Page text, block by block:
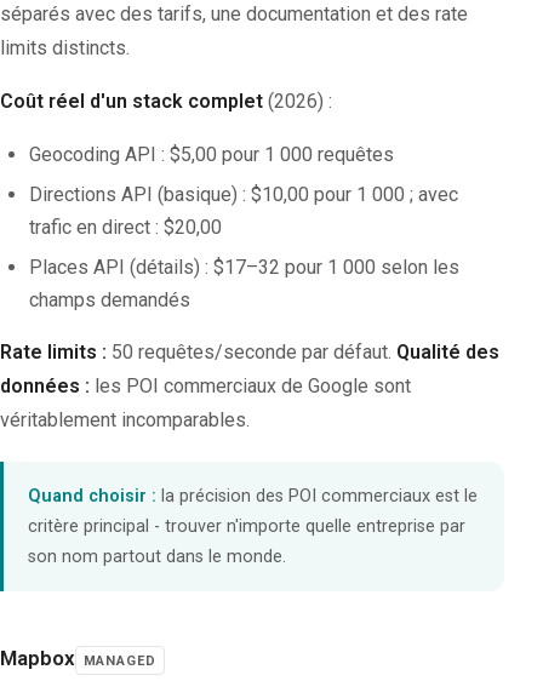
séparés avec des tarifs, une documentation et des rate
limits distincts.
Coût réel d'un stack complet (2026) :
Geocoding API : $5,00 pour 1 000 requêtes
Directions API (basique) : $10,00 pour 1 000 ; avec
trafic en direct : $20,00
Places API (détails) : $17–32 pour 1 000 selon les
champs demandés
Rate limits : 50 requêtes/seconde par défaut. Qualité des
données : les POI commerciaux de Google sont
véritablement incomparables.
Quand choisir : la précision des POI commerciaux est le
critère principal - trouver n'importe quelle entreprise par
son nom partout dans le monde.
Mapbox MANAGED